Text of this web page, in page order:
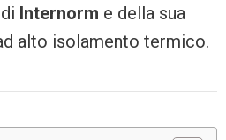
Internorm e della sua
alto isolamento termico.